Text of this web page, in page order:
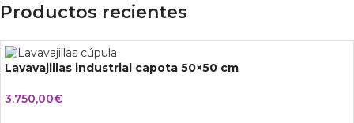
Productos recientes
Lavavajillas industrial capota 50×50 cm
3.750,00€